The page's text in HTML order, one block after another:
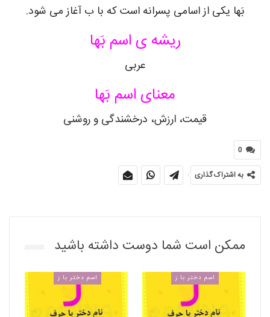
بَها یکی از اسامی پسرانه است که با ب آغاز می شود.
ریشه ی اسم بَها
عربی
معنای اسم بَها
قیمت، ارزش، درخشندگی و روشنی
0
به اشتراک گذاری
ممکن است شما دوست داشته باشید
اسم دختر با ز اسم دختر با ز